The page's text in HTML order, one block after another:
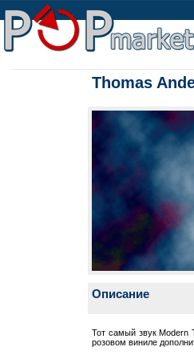
Thomas
Описание
Тот самый звук Modern
розовом виниле